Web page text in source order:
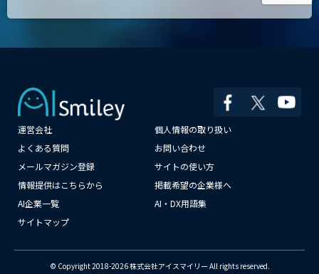
運営会社
個人情報の取り扱い
よくある質問
お問い合わせ
メールマガジン登録
サイトの使い方
情報提供はこちらから
掲載希望の企業様へ
AI企業一覧
AI・DX用語集
サイトマップ
© Copyright 2018-2026 株式会社アイスマイリー All rights reserved.